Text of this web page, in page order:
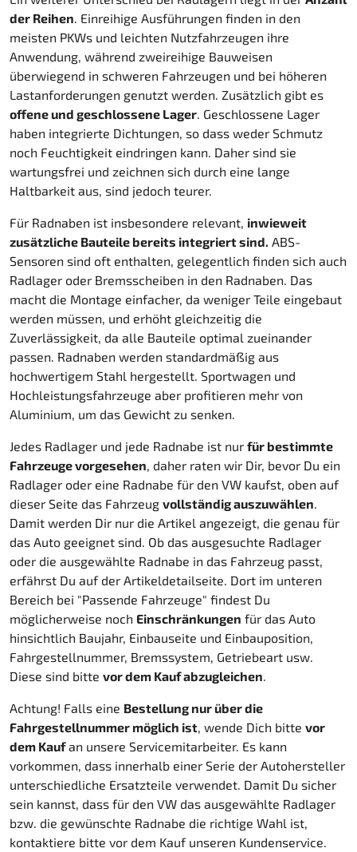
der Reihen . Einreihige Ausführungen finden in den
meisten PKWs und leichten Nutzfahrzeugen ihre
Anwendung, während zweireihige Bauweisen
überwiegend in schweren Fahrzeugen und bei höheren
Lastanforderungen genutzt werden. Zusätzlich gibt es
offene und geschlossene Lager . Geschlossene Lager
haben integrierte Dichtungen, so dass weder Schmutz
noch Feuchtigkeit eindringen kann. Daher sind sie
wartungsfrei und zeichnen sich durch eine lange
Haltbarkeit aus, sind jedoch teurer.
Für Radnaben ist insbesondere relevant, inwieweit
zusätzliche Bauteile bereits integriert sind. ABS-
Sensoren sind oft enthalten, gelegentlich finden sich auch
Radlager oder Bremsscheiben in den Radnaben. Das
macht die Montage einfacher, da weniger Teile eingebaut
werden müssen, und erhöht gleichzeitig die
Zuverlässigkeit, da alle Bauteile optimal zueinander
passen. Radnaben werden standardmäßig aus
hochwertigem Stahl hergestellt. Sportwagen und
Hochleistungsfahrzeuge aber profitieren mehr von
Aluminium, um das Gewicht zu senken.
Jedes Radlager und jede Radnabe ist nur für bestimmte
Fahrzeuge vorgesehen , daher raten wir Dir, bevor Du ein
Radlager oder eine Radnabe für den VW kaufst, oben auf
dieser Seite das Fahrzeug vollständig auszuwählen
Damit werden Dir nur die Artikel angezeigt, die genau für
das Auto geeignet sind. Ob das ausgesuchte Radlager
oder die ausgewählte Radnabe in das Fahrzeug passt,
erfährst Du auf der Artikeldetailseite. Dort im unteren
Bereich bei "Passende Fahrzeuge" findest Du
möglicherweise noch Einschränkungen für das Auto
hinsichtlich Baujahr, Einbauseite und Einbauposition,
Fahrgestellnummer, Bremssystem, Getriebeart usw.
Diese sind bitte vor dem Kauf abzugleichen
Achtung! Falls eine Bestellung nur über die
Fahrgestellnummer möglich ist , wende Dich bitte vor
dem Kaufan unsere Servicemitarbeiter. Es kann
vorkommen, dass innerhalb einer Serie der Autohersteller
unterschiedliche Ersatzteile verwendet. Damit Du sicher
sein kannst, dass für den VW das ausgewählte Radlager
bzw. die gewünschte Radnabe die richtige Wahl ist,
kontaktiere bitte vor dem Kauf unseren Kundenservice.